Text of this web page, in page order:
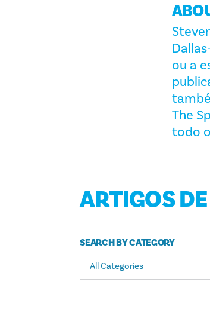
ou a
The
todo
ARTIGOS
SEARCH BY CATEGORY
All Categories